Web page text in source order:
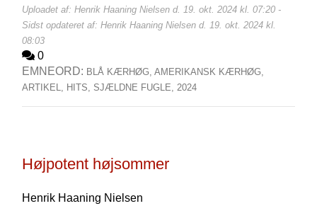
Uploadet af: Henrik Haaning Nielsen d. 19. okt. 2024 kl. 07:20 -
Sidst opdateret af: Henrik Haaning Nielsen d. 19. okt. 2024 kl.
08:03
0
EMNEORD: BLÅ KÆRHØG, AMERIKANSK KÆRHØG,
ARTIKEL, HITS, SJÆLDNE FUGLE, 2024
Højpotent højsommer
Henrik Haaning Nielsen